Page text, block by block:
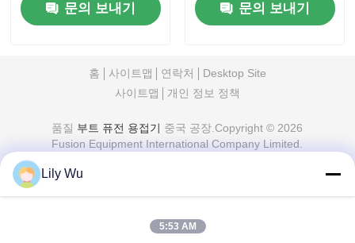
문의 보내기
연결을 위해 설계되었
습니다.
문의 보내기
홈 사이트맵 연락처
Desktop Site
사이트맵
개인 정보 정책
품질 부트 퓨전 용접기 중국 공장.Copyright © 2026
Fusion Equipment International Company Limited.
Lily Wu
5:53 AM